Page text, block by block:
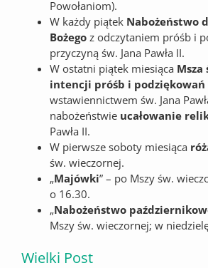
Powołaniom).
W każdy piątek Nabożeństwo
Bożego z odczytaniem próśb i
przyczyną św. Jana Pawła II.
W ostatni piątek miesiąca Msza
intencji próśb i podziękowań
wstawiennictwem św. Jana
nabożeństwie ucałowanie
Pawła II.
W pierwsze soboty miesiąca
św. wieczornej.
„Majówki” – po Mszy św.
o 16.30.
„Nabożeństwo
Mszy św. wieczornej; w
Wielki Post